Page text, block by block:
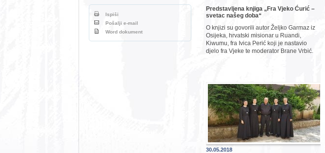
Predstavljena knjiga „Fra Vjeko Ćurić –
svetac našeg doba“
O knjizi su govorili autor Željko Garmaz iz
Osijeka, hrvatski misionar u Ruandi,
Kiwumu, fra Ivica Perić koji je nastavio
djelo fra Vjeke te moderator Brane Vrbić.
30.05.2018
Ispiši
Pošalji e-mail
Word dokument